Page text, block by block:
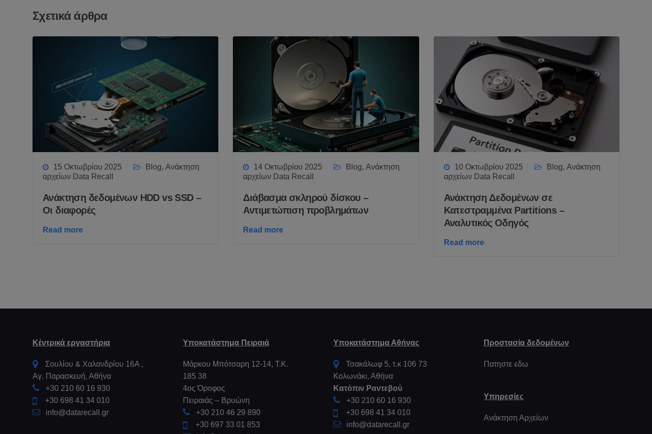
Σχετικά άρθρα
15 Οκτωβρίου 2025 Blog, Ανάκτηση
αρχείων Data Recall
Ανάκτηση δεδομένων HDD vs SSD –
Οι διαφορές
Read more
14 Οκτωβρίου 2025 Blog,Ανάκτηση
αρχείων Data Recall
Διάβασμα σκληρού δίσκου –
Αντιμετώπιση προβλημάτων
Read more
10 Οκτωβρίου 2025 Blog, Ανάκτηση
αρχείων Data Recall
Ανάκτηση Δεδομένων σε
Κατεστραμμένα Partitions –
Αναλυτικός Οδηγός
Read more
Κέντρικά εργαστήρια
Σουλίου & Χαλανδρίου 16Α ,
Aγ. Παρασκευή, Αθήνα
+30 210 60 16 930
+30 698 41 34 010
info@datarecall.gr
Υποκατάστημα Πειραιά
Μάρκου Μπότσαρη 12-14, Τ.Κ.
185 38
4ος Όροφος
Πειραιάς – Βρυώνη
+30 210 46 29 890
+30 697 33 01 853
Υποκατάστημα Αθήνας
Τσακάλωφ 5, τ.κ 106 73
Κολωνάκι, Αθήνα
Κατόπιν Ραντεβού
+30 210 60 16 930
+30 698 41 34 010
info@datarecall.gr
Προστασία δεδομένων
Πατηστε εδω
Υπηρεσίες
Ανάκτηση Αρχείων